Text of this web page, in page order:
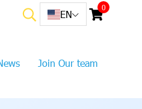
EN
0
Join Our team